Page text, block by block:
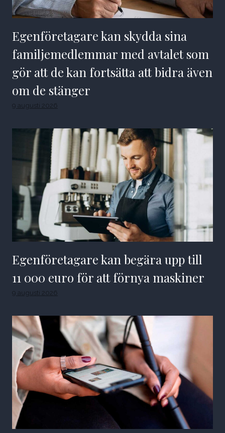
Egenföretagare kan skydda sina
familjemedlemmar med avtalet som
gör att de kan fortsätta att bidra även
om de stänger
9 augusti 2026
Egenföretagare kan begära upp till
11 000 euro för att förnya maskiner
9 augusti 2026